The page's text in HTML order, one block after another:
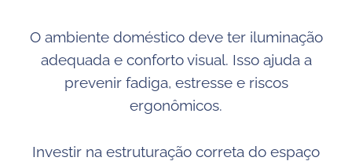
O ambiente doméstico deve ter iluminação
adequada e conforto visual. Isso ajuda a
prevenir fadiga, estresse e riscos
ergonômicos.
Investir na estruturação correta do espaço